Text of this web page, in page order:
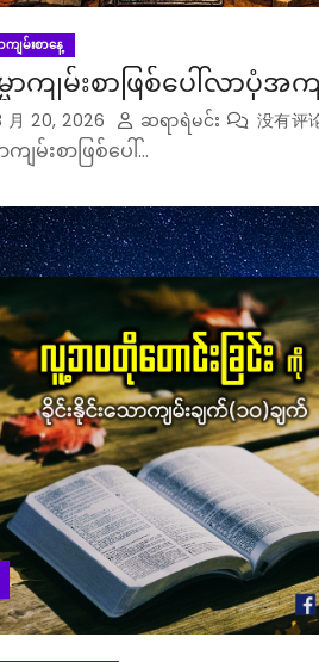
ကျမ်းစာနေ့
ာကျမ်းစာဖြစ်ပေါ်လာပုံအက
月 20, 2026 ဆရာရဲမင်း 没有评
ကျမ်းစာဖြစ်ပေါ်…